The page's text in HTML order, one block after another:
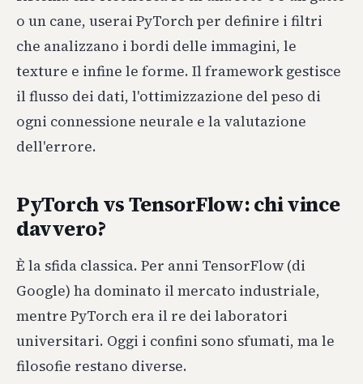
o un cane, userai PyTorch per definire i filtri
che analizzano i bordi delle immagini, le
texture e infine le forme. Il framework gestisce
il flusso dei dati, l'ottimizzazione del peso di
ogni connessione neurale e la valutazione
dell'errore.
PyTorch vs TensorFlow: chi vince
davvero?
È la sfida classica. Per anni TensorFlow (di
Google) ha dominato il mercato industriale,
mentre PyTorch era il re dei laboratori
universitari. Oggi i confini sono sfumati, ma le
filosofie restano diverse.